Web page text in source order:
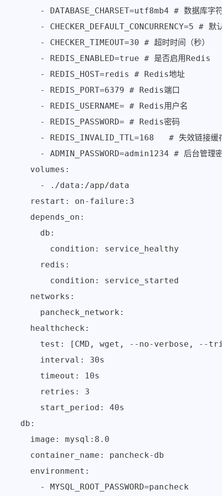
- DATABASE_CHARSET=utf8mb4 # 数据库字
- CHECKER_DEFAULT_CONCURRENCY=5 # 默认
      - CHECKER_TIMEOUT=30 # 超时时间（秒）
      - REDIS_ENABLED=true # 是否启用Redis
      - REDIS_HOST=redis # Redis地址
      - REDIS_PORT=6379 # Redis端口
      - REDIS_USERNAME= # Redis用户名
      - REDIS_PASSWORD= # Redis密码
- REDIS_INVALID_TTL=168   # 失效链接缓
- ADMIN_PASSWORD=admin1234 # 后台管理密
    volumes:
      - ./data:/app/data
    restart: on-failure:3
    depends_on:
      db:
        condition: service_healthy
      redis:
        condition: service_started
    networks:
      pancheck_network:
    healthcheck:
test: [CMD, wget, --no-verbose, --
      interval: 30s
      timeout: 10s
      retries: 3
      start_period: 40s
  db:
    image: mysql:8.0
    container_name: pancheck-db
    environment:
      - MYSQL_ROOT_PASSWORD=pancheck